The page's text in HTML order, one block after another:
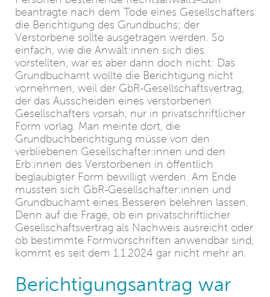
beantragte nach dem Tode eines Gesellschafters
die Berichtigung des Grundbuchs; der
Verstorbene sollte ausgetragen werden. So
einfach, wie die Anwält:innen sich dies
vorstellten, war es aber dann doch nicht: Das
Grundbuchamt wollte die Berichtigung nicht
vornehmen, weil der GbR-Gesellschaftsvertrag,
der das Ausscheiden eines verstorbenen
Gesellschafters vorsah, nur in privatschriftlicher
Form vorlag. Man meinte dort, die
Grundbuchberichtigung müsse von den
verbliebenen Gesellschafter:innen und den
Erb:innen des Verstorbenen in öffentlich
beglaubigter Form bewilligt werden. Am Ende
mussten sich GbR-Gesellschafter:innen und
Grundbuchamt eines Besseren belehren lassen.
Denn auf die Frage, ob ein privatschriftlicher
Gesellschaftsvertrag als Nachweis ausreicht oder
ob bestimmte Formvorschriften anwendbar sind,
kommt es seit dem 1.1.2024 gar nicht mehr an.
Berichtigungsantrag war